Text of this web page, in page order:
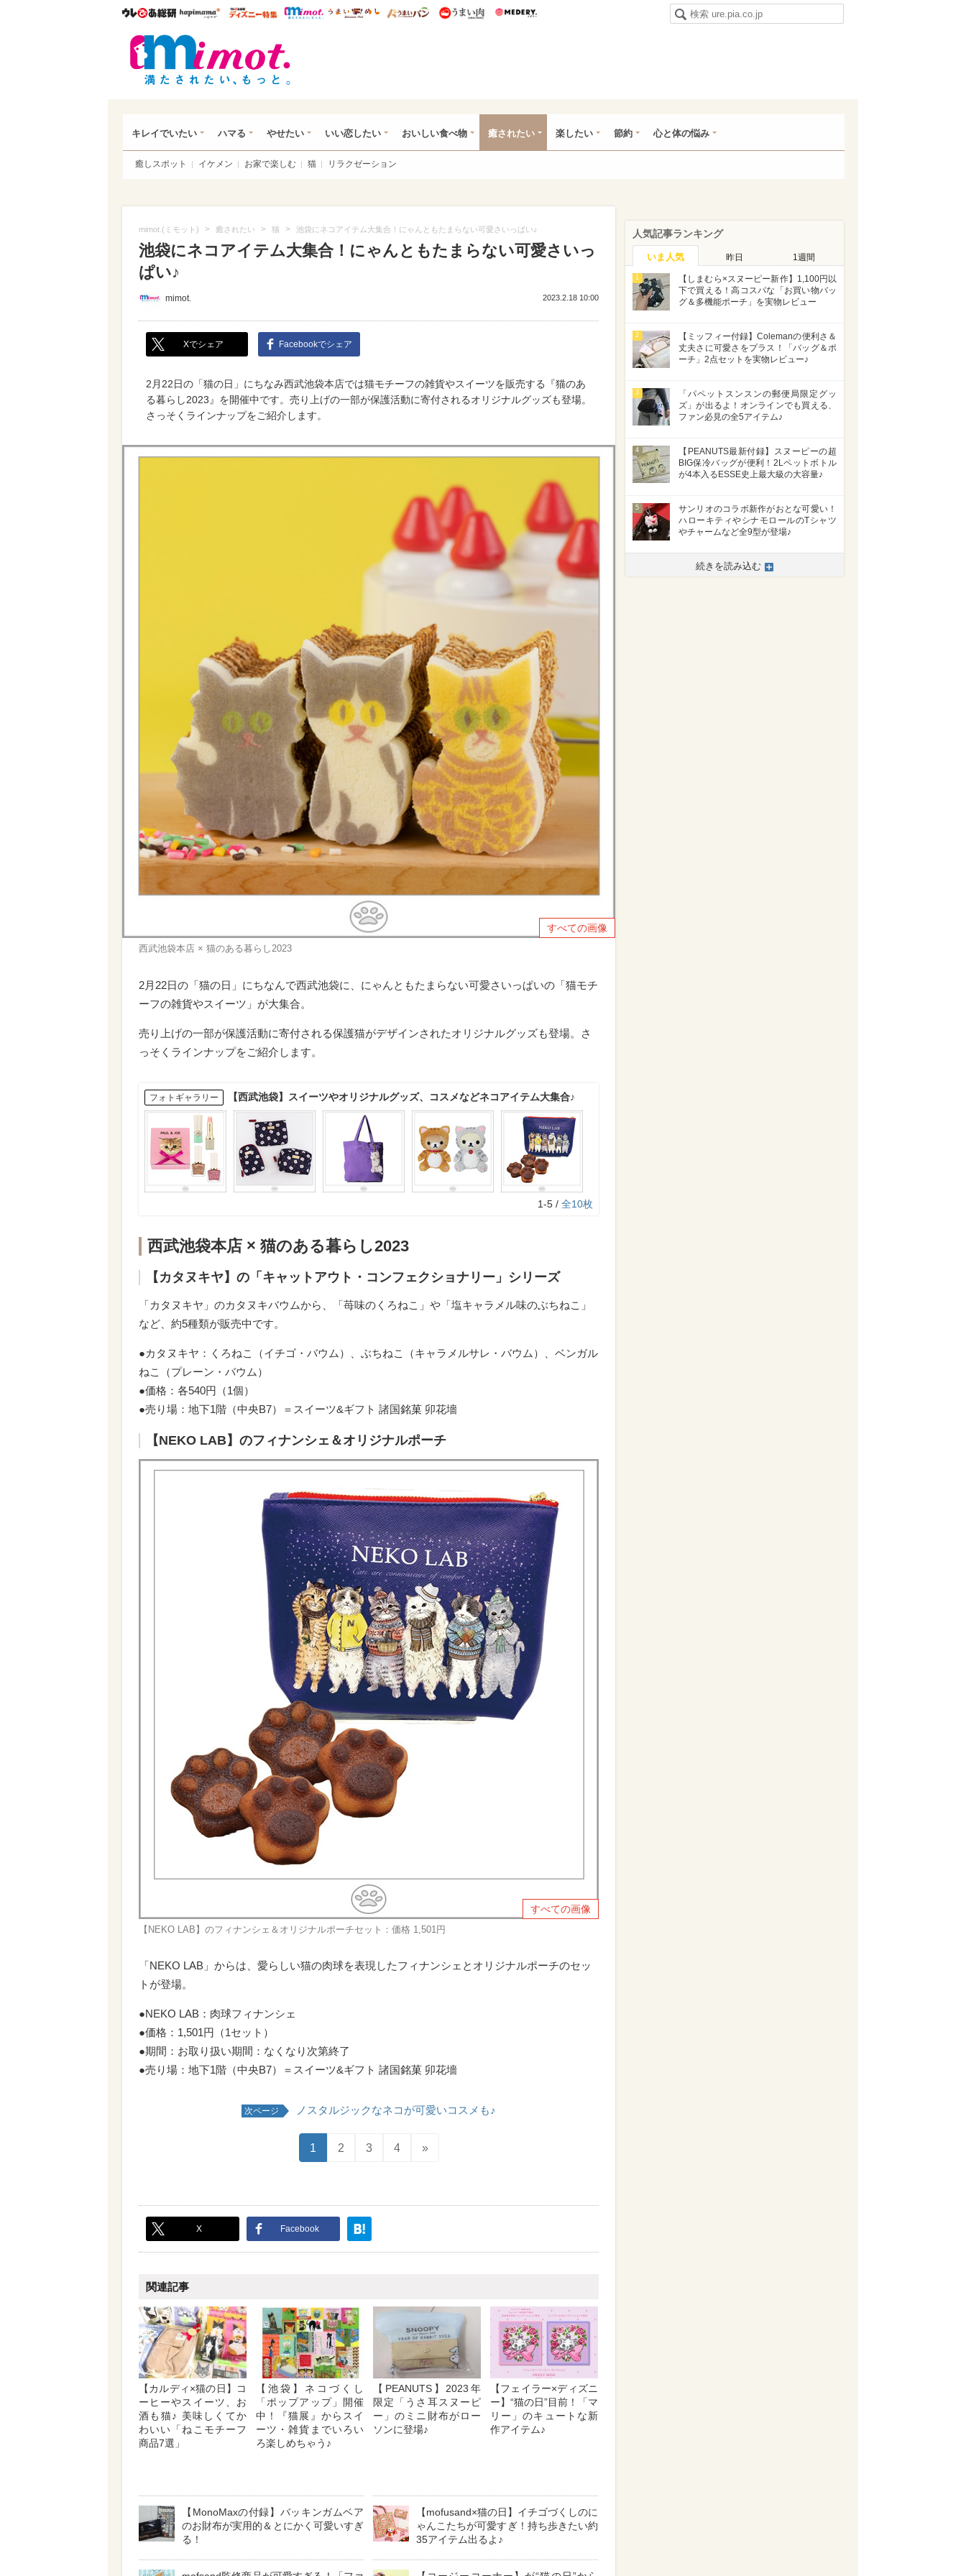
ウレぴあ総研ハピママ* ウレぴあ総研 ディズニー特集
mimot. うまいめし うまいパン うまい肉
キレイでいたい ハマる やせたい いい恋したい おいしい食べ物 癒されたい 楽したい 節約 心と体の悩み
癒しスポット イケメン お家で楽しむ 猫 リラクゼーション
mimot.(ミモット) > 癒されたい > 猫 > 池袋にネコアイテム大集合！にゃんともたまらない可愛さいっぱい♪
池袋にネコアイテム大集合！にゃんともたまらない可愛さいっ
ぱい♪
mimot. 2023.2.18 10:00
Xでシェア Facebookでシェア
2月22日の「猫の日」にちなみ西武池袋本店では猫モチーフの雑貨やスイーツを販売する『猫のあ
る暮らし2023』を開催中です。売り上げの一部が保護活動に寄付されるオリジナルグッズも登場。
さっそくラインナップをご紹介します。
すべての画像
西武池袋本店 × 猫のある暮らし2023
2月22日の「猫の日」にちなんで西武池袋に、にゃんともたまらない可愛さいっぱいの「猫モチ
ーフの雑貨やスイーツ」が大集合。
売り上げの一部が保護活動に寄付される保護猫がデザインされたオリジナルグッズも登場。さ
っそくラインナップをご紹介します。
フォトギャラリー 【西武池袋】スイーツやオリジナルグッズ、コスメなどネコアイテム大集合♪
1-5 / 全10枚
西武池袋本店 × 猫のある暮らし2023
【カタヌキヤ】の「キャットアウト・コンフェクショナリー」シリーズ
「カタヌキヤ」のカタヌキバウムから、「苺味のくろねこ」や「塩キャラメル味のぶちねこ」
など、約5種類が販売中です。
●カタヌキヤ：くろねこ（イチゴ・バウム）、ぶちねこ（キャラメルサレ・バウム）、ベンガル
ねこ（プレーン・バウム）
●価格：各540円（1個）
●売り場：地下1階（中央B7）＝スイーツ&ギフト 諸国銘菓 卯花墻
【NEKO LAB】のフィナンシェ＆オリジナルポーチ
すべての画像
【NEKO LAB】のフィナンシェ＆オリジナルポーチセット：価格 1,501円
「NEKO LAB」からは、愛らしい猫の肉球を表現したフィナンシェとオリジナルポーチのセッ
トが登場。
●NEKO LAB：肉球フィナンシェ
●価格：1,501円（1セット）
●期間：お取り扱い期間：なくなり次第終了
●売り場：地下1階（中央B7）＝スイーツ&ギフト 諸国銘菓 卯花墻
次ページ ノスタルジックなネコが可愛いコスメも♪
1 2 3 4 »
X Facebook
関連記事
【カルディ×猫の日】コ
ーヒーやスイーツ、お
酒も猫♪ 美味しくてか
わいい「ねこモチーフ
商品7選」
【池袋】ネコづくし
「ポップアップ」開催
中！『猫展』からスイ
ーツ・雑貨までいろい
ろ楽しめちゃう♪
【PEANUTS】2023年
限定「うさ耳スヌーピ
ー」のミニ財布がロー
ソンに登場♪
【フェイラー×ディズニ
ー】“猫の日”目前！「マ
リー」のキュートな新
作アイテム♪
【MonoMaxの付録】バッキンガムベア
のお財布が実用的＆とにかく可愛いすぎ
る！
【mofusand×猫の日】イチゴづくしのに
ゃんこたちが可愛すぎ！持ち歩きたい約
35アイテム出るよ♪
人気記事ランキング
いま人気 昨日 1週間
1
【しまむら×スヌーピー新作】1,100円以
下で買える！高コスパな「お買い物バッ
グ＆多機能ポーチ」を実物レビュー
2
【ミッフィー付録】Colemanの便利さ＆
丈夫さに可愛さをプラス！「バッグ＆ポ
ーチ」2点セットを実物レビュー♪
3
「パペットスンスンの郵便局限定グッ
ズ」が出るよ！オンラインでも買える、
ファン必見の全5アイテム♪
4
【PEANUTS最新付録】スヌーピーの超
BIG保冷バッグが便利！2Lペットボトル
が4本入るESSE史上最大級の大容量♪
5
サンリオのコラボ新作がおとな可愛い！
ハローキティやシナモロールのTシャツ
やチャームなど全9型が登場♪
続きを読み込む